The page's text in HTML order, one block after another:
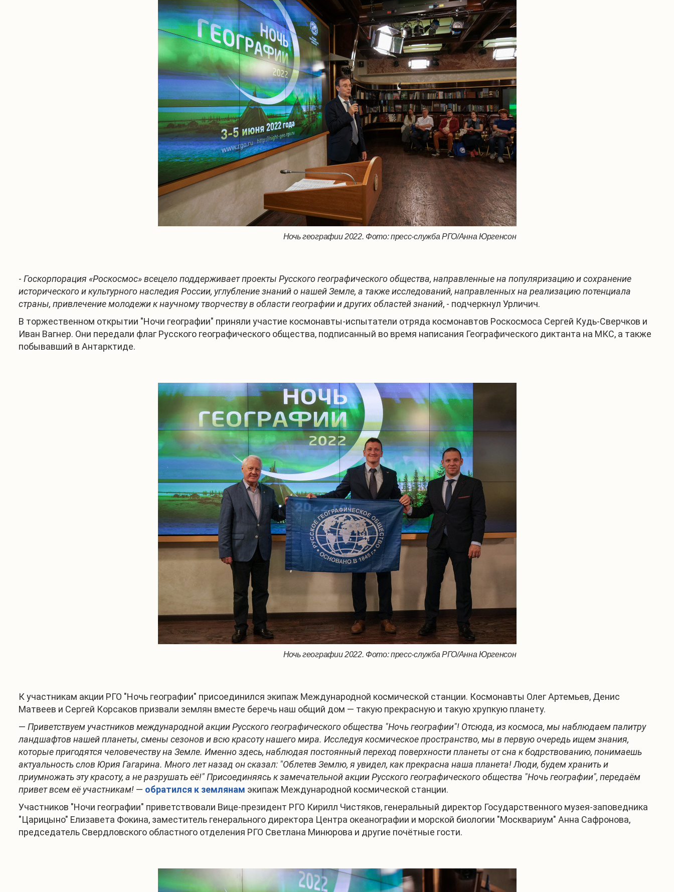
Ночь географии 2022. Фото: пресс-служба РГО/Анна Юргенсон
- Госкорпорация «Роскосмос» всецело поддерживает проекты Русского географического общества, направленные на популяризацию и сохранение
исторического и культурного наследия России, углубление знаний о нашей Земле, а также исследований, направленных на реализацию потенциала
страны, привлечение молодежи к научному творчеству в области географии и других областей знаний, - подчеркнул Урличич.
В торжественном открытии "Ночи географии" приняли участие космонавты-испытатели отряда космонавтов Роскосмоса Сергей Кудь-Сверчков и
Иван Вагнер. Они передали флаг Русского географического общества, подписанный во время написания Географического диктанта на МКС, а также
побывавший в Антарктиде.
Ночь географии 2022. Фото: пресс-служба РГО/Анна Юргенсон
К участникам акции РГО "Ночь географии" присоединился экипаж Международной космической станции. Космонавты Олег Артемьев, Денис
Матвеев и Сергей Корсаков призвали землян вместе беречь наш общий дом — такую прекрасную и такую хрупкую планету.
— Приветствуем участников международной акции Русского географического общества "Ночь географии"! Отсюда, из космоса, мы наблюдаем палитру
ландшафтов нашей планеты, смены сезонов и всю красоту нашего мира. Исследуя космическое пространство, мы в первую очередь ищем знания,
которые пригодятся человечеству на Земле. Именно здесь, наблюдая постоянный переход поверхности планеты от сна к бодрствованию, понимаешь
актуальность слов Юрия Гагарина. Много лет назад он сказал: "Облетев Землю, я увидел, как прекрасна наша планета! Люди, будем хранить и
приумножать эту красоту, а не разрушать её!" Присоединяясь к замечательной акции Русского географического общества "Ночь географии", передаём
привет всем её участникам! — обратился к землянам экипаж Международной космической станции.
Участников "Ночи географии" приветствовали Вице-президент РГО Кирилл Чистяков, генеральный директор Государственного музея-заповедника
"Царицыно" Елизавета Фокина, заместитель генерального директора Центра океанографии и морской биологии "Москвариум" Анна Сафронова,
председатель Свердловского областного отделения РГО Светлана Минюрова и другие почётные гости.